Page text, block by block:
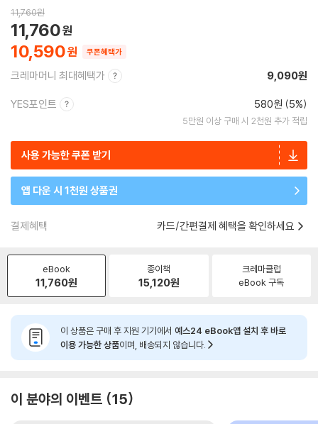
11,760원
10,590
11,760
쿠폰혜택가
크레마머니 최대혜택가 9,090원
YES포인트 580원 (5%)
5만원 이상 구매 시 2천원 추가 적립
사용 가능한 쿠폰 받기
앱 다운 시 1천원 상품권
결제혜택 카드/간편결제 혜택을 확인하세요
eBook
11,760원
종이책
15,120원
크레마클럽
eBook 구독
이 상품은 구매 후 지원 기기에서 예스24 eBook앱 설치 후 바로
이용 가능한 상품이며, 배송되지 않습니다.
이 분야의 이벤트 15